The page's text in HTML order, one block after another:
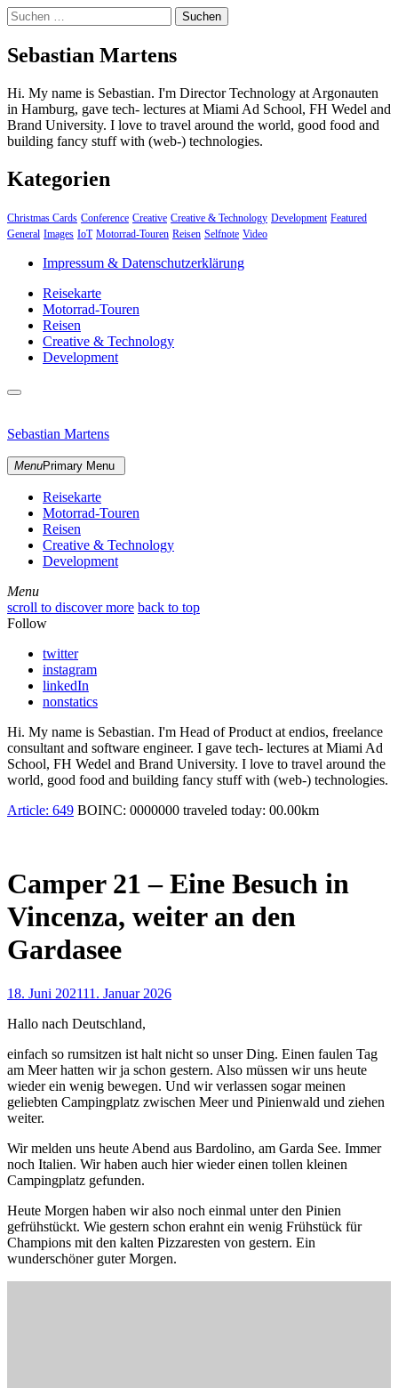
Suchen
nach:
Sebastian Martens
Hi. My name is Sebastian. I'm Director Technology at Argonauten
in Hamburg, gave tech- lectures at Miami Ad School, FH Wedel and
Brand University. I love to travel around the world, good food and
building fancy stuff with (web-) technologies.
Kategorien
Christmas Cards Conference Creative Creative & Technology Development Featured
General Images IoT Motorrad-Touren Reisen Selfnote Video
Impressum & Datenschutzerklärung
Reisekarte
Motorrad-Touren
Reisen
Creative & Technology
Development
close
content
Sebastian Martens
MenuPrimary Menu
Reisekarte
Motorrad-Touren
Reisen
Creative & Technology
Development
Menu
Menu
scroll to discover more back to top
Follow
twitter
instagram
linkedIn
nonstatics
Hi. My name is Sebastian. I'm Head of Product at endios, freelance
consultant and software engineer. I gave tech- lectures at Miami Ad
School, FH Wedel and Brand University. I love to travel around the
world, good food and building fancy stuff with (web-) technologies.
Article: 649 BOINC: 0000000 traveled today: 00.00km
Camper 21 – Eine Besuch in
Vincenza, weiter an den
Gardasee
18. Juni 202111. Januar 2026
Hallo nach Deutschland,
einfach so rumsitzen ist halt nicht so unser Ding. Einen faulen Tag
am Meer hatten wir ja schon gestern. Also müssen wir uns heute
wieder ein wenig bewegen. Und wir verlassen sogar meinen
geliebten Campingplatz zwischen Meer und Pinienwald und ziehen
weiter.
Wir melden uns heute Abend aus Bardolino, am Garda See. Immer
noch Italien. Wir haben auch hier wieder einen tollen kleinen
Campingplatz gefunden.
Heute Morgen haben wir also noch einmal unter den Pinien
gefrühstückt. Wie gestern schon erahnt ein wenig Frühstück für
Champions mit den kalten Pizzaresten von gestern. Ein
wunderschöner guter Morgen.